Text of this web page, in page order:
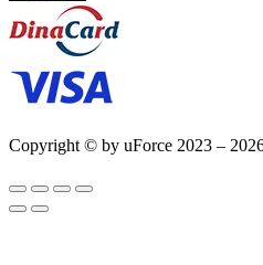
Copyright © by uForce 2023 –